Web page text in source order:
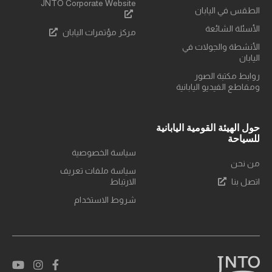
الطقس في اليابان
الأسئلة الشائعة
الأنشطة والجولات في
اليابان
روابط مكتبة الصور
ومقاطع الفيديو اليابانية
JNTO Corporate Website
مركز مؤتمرات اليابان
حول الهيئة القومية اليابانية
للسياحة
من نحن
اتصل بنا
سياسة الخصوصية
سياسة ملفات تعريف
الارتباط
شروط الاستخدام